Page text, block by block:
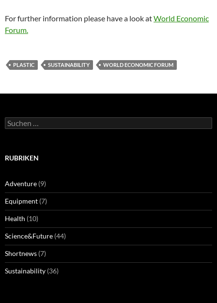
For further information please have a look atWorld Economic
Forum.
PLASTIC SUSTAINABILITY WORLD ECONOMIC FORUM
Suchen
nach:
RUBRIKEN
Adventure (9)
Equipment (7)
Health (10)
Science&Future (44)
Shortnews (7)
Sustainability (36)